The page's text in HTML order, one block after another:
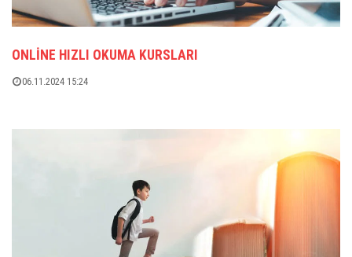
ONLINE HIZLI OKUMA KURSLARI
06.11.2024 15:24